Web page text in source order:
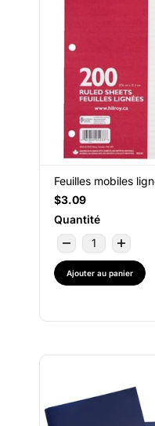
Feuilles mobiles
$3.09
Quantité
Ajouter au panier